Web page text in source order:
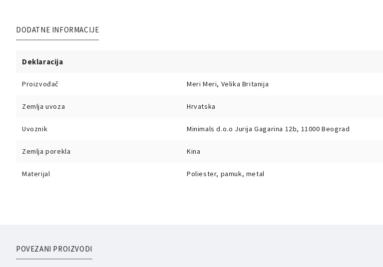
DODATNE INFORMACIJE
Deklaracija
Proizvođač Meri Meri, Velika Britanija
Zemlja uvoza Hrvatska
Uvoznik Minimals d.o.o Jurija Gagarina 12b, 11000 Beograd
Zemlja porekla Kina
Materijal Poliester, pamuk, metal
POVEZANI PROIZVODI